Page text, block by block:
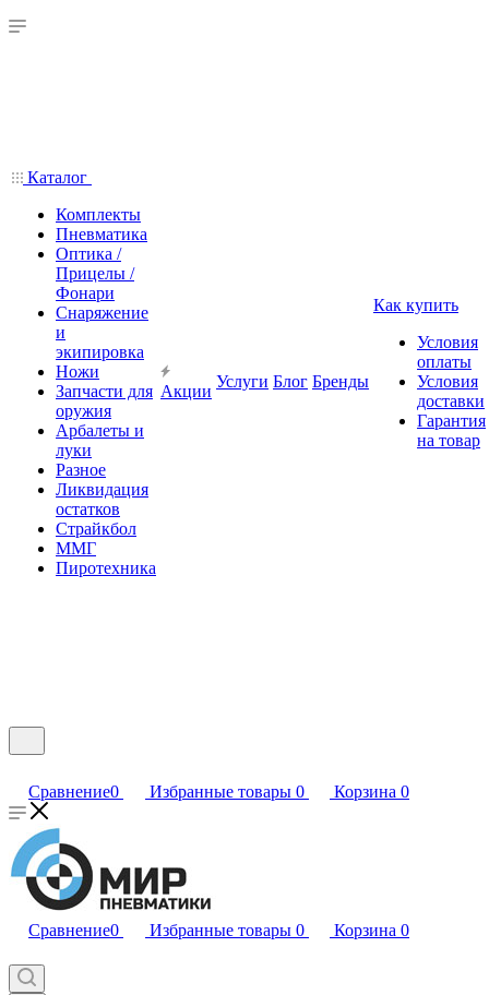
Каталог
Комплекты
Пневматика
Оптика /
Прицелы /
Фонари
Снаряжение
и
экипировка
Ножи
Запчасти для
оружия
Арбалеты и
луки
Разное
Ликвидация
остатков
Страйкбол
ММГ
Пиротехника
Акции
Услуги Блог Бренды
Как купить
Условия
оплаты
Условия
доставки
Гарантия
на товар
Сравнение0 Избранные товары 0 Корзина 0
Сравнение0 Избранные товары 0 Корзина 0